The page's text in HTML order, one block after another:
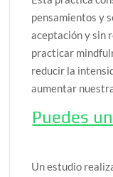
pensamientos y
aceptación y sin
practicar
reducir la
aumentar
Puedes
Un estudio